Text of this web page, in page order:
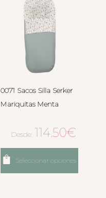
0071 Sacos Silla Serker
Mariquitas Menta
Desde: 114.50€
Seleccionar opciones